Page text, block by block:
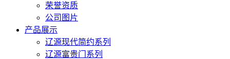
荣誉资质
公司图片
产品展示
辽源现代简约系列
辽源富贵门系列